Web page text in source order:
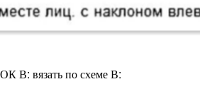
В: вязать по схеме В: